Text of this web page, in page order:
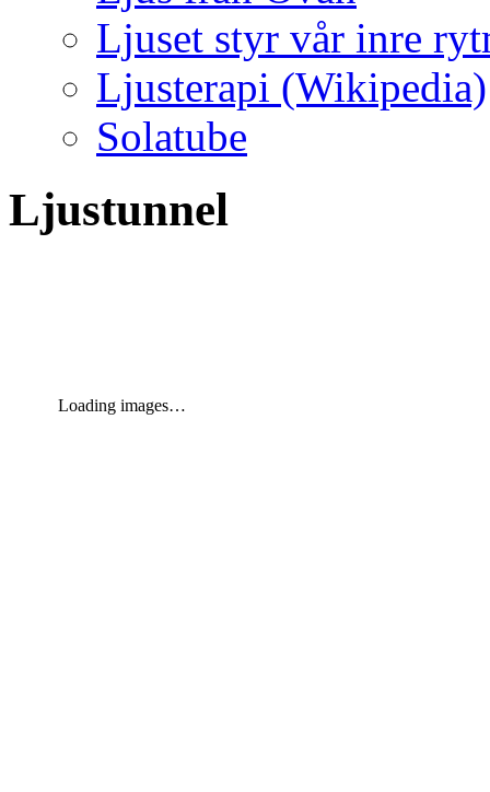
Ljuset styr vår inre
Ljusterapi (Wikipedia)
Solatube
Ljustunnel
Loading images…